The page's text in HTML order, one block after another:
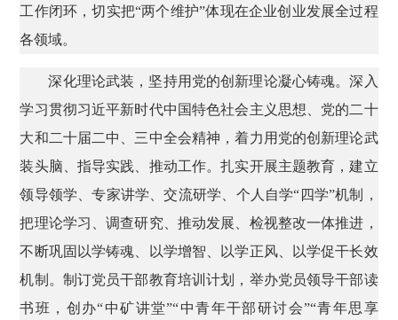
工作闭环，切实把“两个维护”体现在企业创业发展全过程
各领域。
深化理论武装，坚持用党的创新理论凝心铸魂。深入
学习贯彻习近平新时代中国特色社会主义思想、党的二十
大和二十届二中、三中全会精神，着力用党的创新理论武
装头脑、指导实践、推动工作。扎实开展主题教育，建立
领导领学、专家讲学、交流研学、个人自学“四学”机制，
把理论学习、调查研究、推动发展、检视整改一体推进，
不断巩固以学铸魂、以学增智、以学正风、以学促干长效
机制。制订党员干部教育培训计划，举办党员领导干部读
书班，创办“中矿讲堂”“中青年干部研讨会”“青年思享